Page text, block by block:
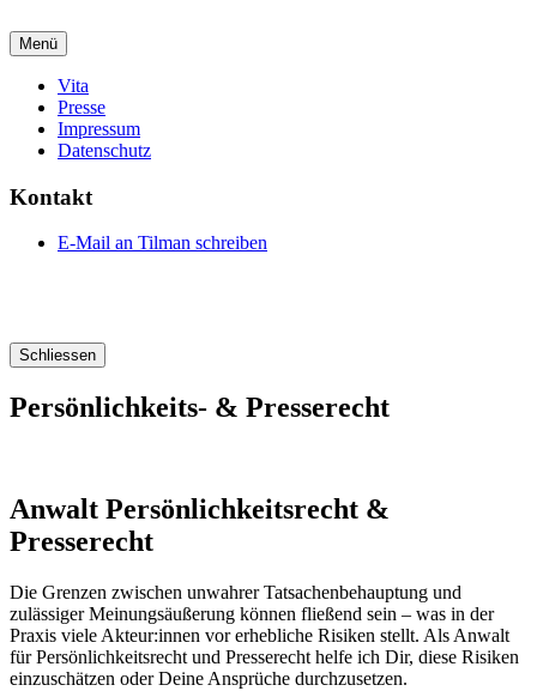
Menü
Vita
Presse
Impressum
Datenschutz
Kontakt
E-Mail an Tilman schreiben
Schliessen
Persönlichkeits- & Presserecht
Anwalt Persönlichkeitsrecht &
Presserecht
Die Grenzen zwischen unwahrer Tatsachenbehauptung und
zulässiger Meinungsäußerung können fließend sein – was in der
Praxis viele Akteur:innen vor erhebliche Risiken stellt. Als Anwalt
für Persönlichkeitsrecht und Presserecht helfe ich Dir, diese Risiken
einzuschätzen oder Deine Ansprüche durchzusetzen.